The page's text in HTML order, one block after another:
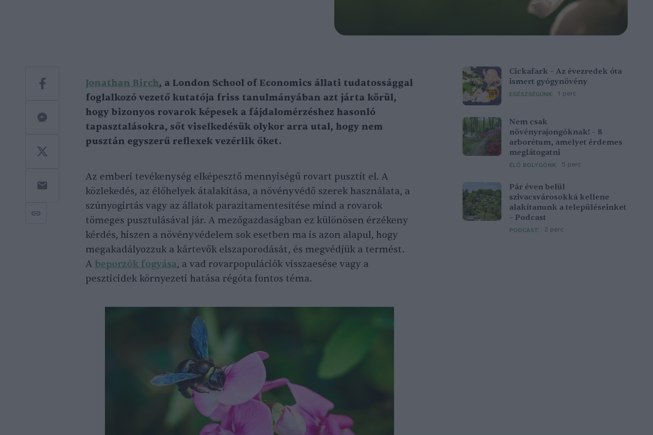
Jonathan Birch, a London School of Economics állati tudatossággal
foglalkozó vezető kutatója friss tanulmányában azt járta körül,
hogy bizonyos rovarok képesek a fájdalomérzéshez hasonló
tapasztalásokra, sőt viselkedésük olykor arra utal, hogy nem
pusztán egyszerű reflexek vezérlik őket.
Az emberi tevékenység elképesztő mennyiségű rovart pusztít el. A
közlekedés, az élőhelyek átalakítása, a növényvédő szerek használata, a
szúnyogirtás vagy az állatok parazitamentesítése mind a rovarok
tömeges pusztulásával jár. A mezőgazdaságban ez különösen érzékeny
kérdés, hiszen a növényvédelem sok esetben ma is azon alapul, hogy
megakadályozzuk a kártevők elszaporodását, és megvédjük a termést.
A beporzók fogyása, a vad rovarpopulációk visszaesése vagy a
peszticidek környezeti hatása régóta fontos téma.
Cickafark – Az évezredek óta
ismert gyógynövény
EGÉSZSÉGÜNK 1 perc
Nem csak
növényrajongóknak! – 8
arborétum, amelyet érdemes
meglátogatni
ÉLŐ BOLYGÓNK 5 perc
Pár éven belül
szivacsvárosokká kellene
alakítanunk a településeinket
– Podcast
PODCAST 2 perc